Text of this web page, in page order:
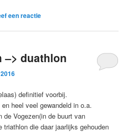
een reactie
–> duathlon
definitief voorbij.
heel veel gewandeld in o.a.
Vogezen(in de buurt van
triathlon die daar jaarlijks gehouden